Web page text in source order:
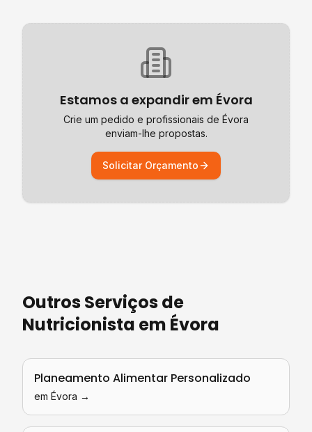
Estamos a expandir em Évora
Crie um pedido e profissionais de Évora
enviam-lhe propostas.
Solicitar Orçamento
Outros Serviços de
Nutricionista em Évora
Planeamento Alimentar Personalizado
em Évora →